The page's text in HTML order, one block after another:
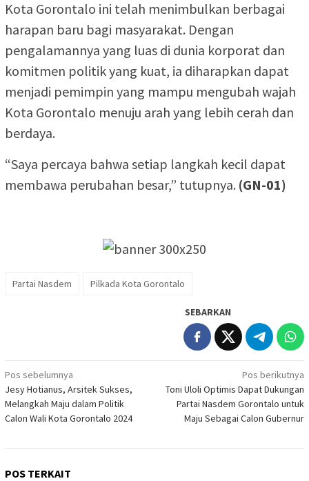
Kota Gorontalo ini telah menimbulkan berbagai
harapan baru bagi masyarakat. Dengan
pengalamannya yang luas di dunia korporat dan
komitmen politik yang kuat, ia diharapkan dapat
menjadi pemimpin yang mampu mengubah wajah
Kota Gorontalo menuju arah yang lebih cerah dan
berdaya.
“Saya percaya bahwa setiap langkah kecil dapat
membawa perubahan besar,” tutupnya. (GN-01)
Partai Nasdem Pilkada Kota Gorontalo
SEBARKAN
Navigasi
pos
Pos sebelumnya
Jesy Hotianus, Arsitek Sukses,
Melangkah Maju dalam Politik
Calon Wali Kota Gorontalo 2024
Pos berikutnya
Toni Uloli Optimis Dapat Dukungan
Partai Nasdem Gorontalo untuk
Maju Sebagai Calon Gubernur
POS TERKAIT